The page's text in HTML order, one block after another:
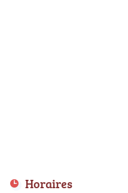
Horaires